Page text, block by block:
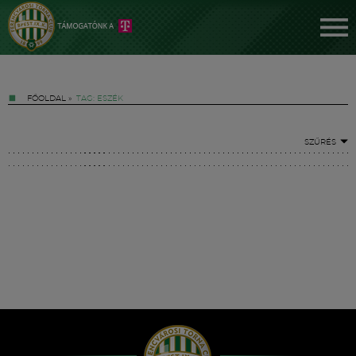
FŐOLDAL » TAG: ESZÉK
SZŰRÉS
Hírek